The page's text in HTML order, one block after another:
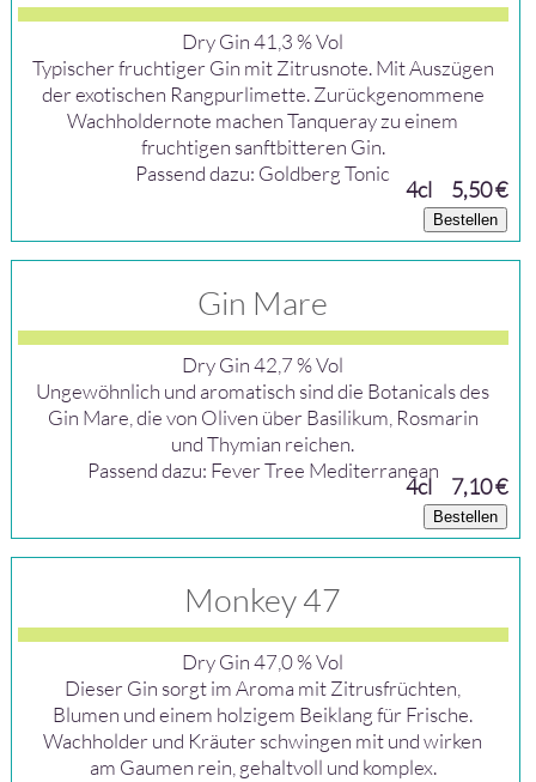
Dry Gin 41,3 % Vol
Typischer fruchtiger Gin mit Zitrusnote. Mit Auszügen
der exotischen Rangpurlimette. Zurückgenommene
Wachholdernote machen Tanqueray zu einem
fruchtigen sanftbitteren Gin.
Passend dazu: Goldberg Tonic
4cl 5,50 €
Bestellen
Gin Mare
Dry Gin 42,7 % Vol
Ungewöhnlich und aromatisch sind die Botanicals des
Gin Mare, die von Oliven über Basilikum, Rosmarin
und Thymian reichen.
Passend dazu: Fever Tree Mediterranean
4cl 7,10 €
Bestellen
Monkey 47
Dry Gin 47,0 % Vol
Dieser Gin sorgt im Aroma mit Zitrusfrüchten,
Blumen und einem holzigem Beiklang für Frische.
Wachholder und Kräuter schwingen mit und wirken
am Gaumen rein, gehaltvoll und komplex.